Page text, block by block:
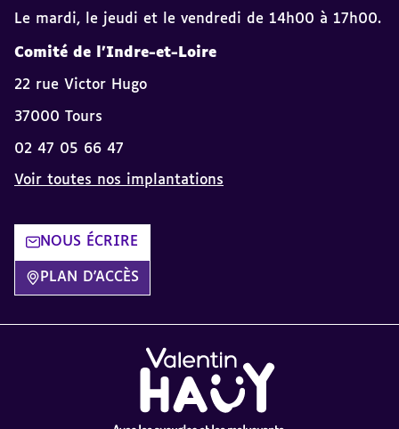
Le mardi, le jeudi et le vendredi de 14h00 à 17h00.
Comité de l'Indre-et-Loire
22 rue Victor Hugo
37000 Tours
02 47 05 66 47
Voir toutes nos implantations
NOUS ÉCRIRE
PLAN D'ACCÈS